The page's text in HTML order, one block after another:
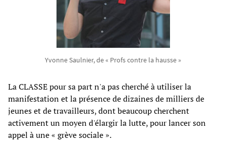
Yvonne Saulnier, de « Profs contre la hausse »
La CLASSE pour sa part n'a pas cherché à utiliser la
manifestation et la présence de dizaines de milliers de
jeunes et de travailleurs, dont beaucoup cherchent
activement un moyen d'élargir la lutte, pour lancer son
appel à une « grève sociale ».